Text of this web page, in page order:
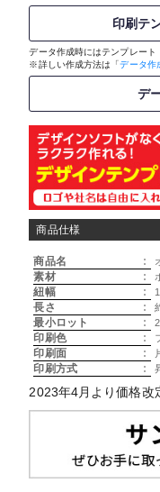
印刷テ
データ作成時にはテンプレート
※詳しい作成方法は「データ作
デ
商品仕様
商品名 :
素材 :
紐幅 :
長さ :
最小ロット :
印刷色 :
印刷面 :
印刷方式 :
2023年4月より価格改